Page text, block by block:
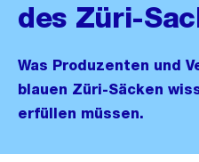
des Züri-
Was Produzenten und
blauen Züri-Säcken
erfüllen müssen.